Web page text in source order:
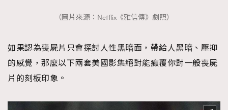
（圖片來源：Netflix《雅信傳》劇照）
如果認為喪屍片只會探討人性黑暗面，帶給人黑暗、壓抑
的感覺，那麼以下兩套美國影集絕對能癲覆你對一般喪屍
片的刻板印象。